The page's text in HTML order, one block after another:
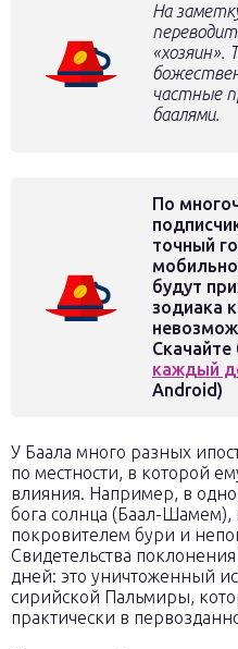
На
«хозяин».
частные
баалями.
По
точный
будут
зодиака
Скачайте
каждый
Android)
У Баала много разных
по местности, в которой
влияния. Например, в
бога солнца (Баал-Шамем),
покровителем бури и
Свидетельства
дней: это уничтоженный
сирийской Пальмиры,
практически в